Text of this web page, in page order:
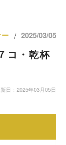
/ 2025/03/05
コ・乾杯
日：2025年03月05日